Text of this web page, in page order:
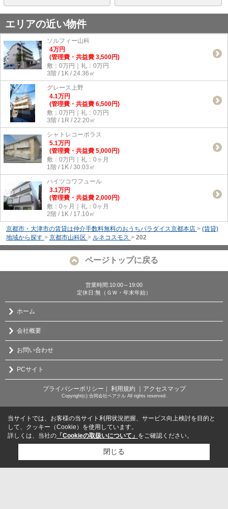
エリアの近い物件
ソルフィー山科
4万円
(管理費・共益費 3,500円)
敷：0万円｜礼：0万円
3階 / 1K / 24.36㎡
グレース上野
4.1万円
(管理費・共益費 6,500円)
敷：0万円｜礼：0万円
3階 / 1R / 22.20㎡
シャトレコーポラス
5.1万円
(管理費・共益費 5,000円)
敷：0万円｜礼：0ヶ月
1階 / 1K / 30.03㎡
ハイツコワフュール
3.1万円
(管理費・共益費 2,000円)
敷：0ヶ月｜礼：0ヶ月
2階 / 1K / 17.10㎡
京都市・大津市の賃貸は仲介手数料無料のおうちパラダイス京都本店 > (賃貸)
地域から探す > 京都市山科区 > ルネコスモス > 202
ページトップに戻る
営業時間:10:00～19:00
定休日:無（ＧＷ・年末年始）
ホーム
会社概要
お問い合わせ
PCサイト
プライバシーポリシー ｜ 利用規約 ｜アクセスマップ
Copyright(c) 合同会社ベアクル All rights reserved.
当サイトでは、お客様の当サイト利用状況把握、サービス向上検討を目的と
して、クッキー（Cookie）を使用しています。
詳しくは、当社の 「Cookieの取扱いについて」 をご確認ください。
閉じる